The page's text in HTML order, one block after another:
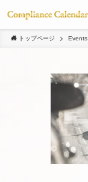
トップページ Events